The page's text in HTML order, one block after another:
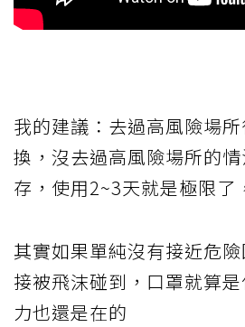
我的建議：去過高風險場
換，沒去過高風險場所的
存，使用2~3天就是極限了
其實如果單純沒有接近危
接被飛沫碰到，口罩就算
力也還是在的